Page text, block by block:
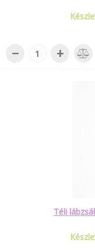
− +
Téli